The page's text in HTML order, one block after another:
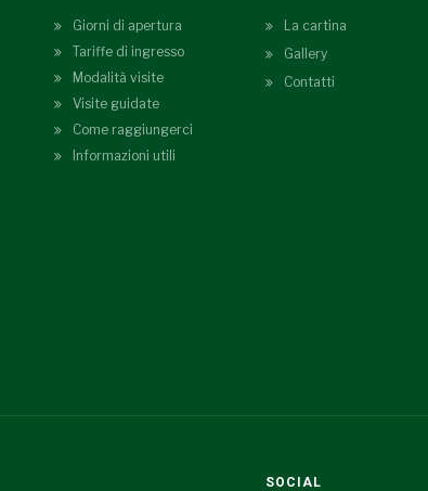
Giorni di apertura
Tariffe di ingresso
Modalità visite
Visite guidate
Come raggiungerci
Informazioni utili
La cartina
Gallery
Contatti
SOCIAL